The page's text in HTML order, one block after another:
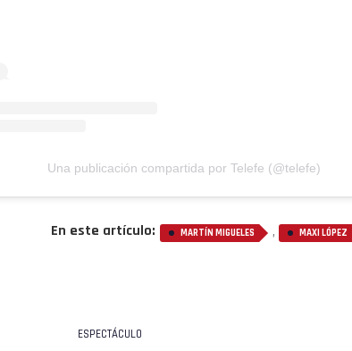
Una publicación compartida por Telefe (@telefe)
En este artículo: MARTÍN MIGUELES , MAXI LÓPEZ
ESPECTÁCULO